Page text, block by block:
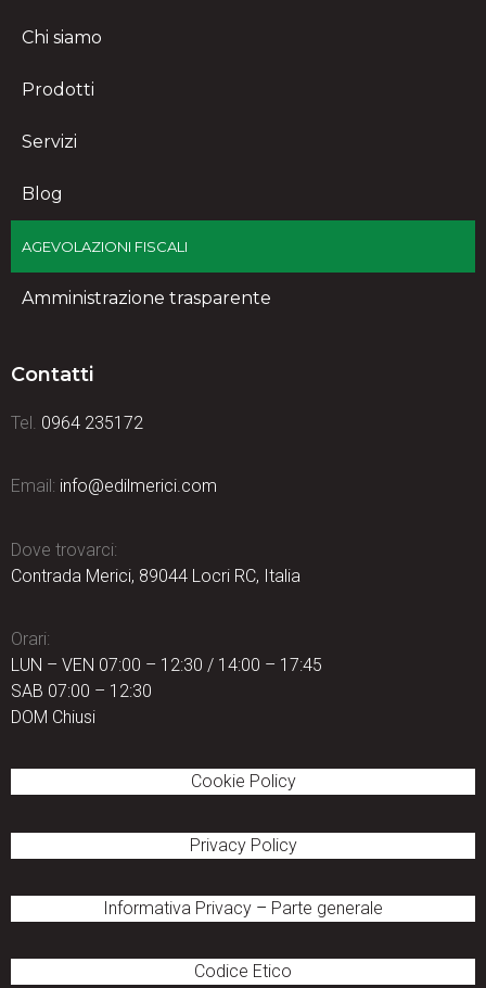
Chi siamo
Prodotti
Servizi
Blog
AGEVOLAZIONI FISCALI
Amministrazione trasparente
Contatti
Tel. 0964 235172
Email: info@edilmerici.com
Dove trovarci:
Contrada Merici, 89044 Locri RC, Italia
Orari:
LUN – VEN 07:00 – 12:30 / 14:00 – 17:45
SAB 07:00 – 12:30
DOM Chiusi
Cookie Policy
Privacy Policy
Informativa Privacy – Parte generale
Codice Etico